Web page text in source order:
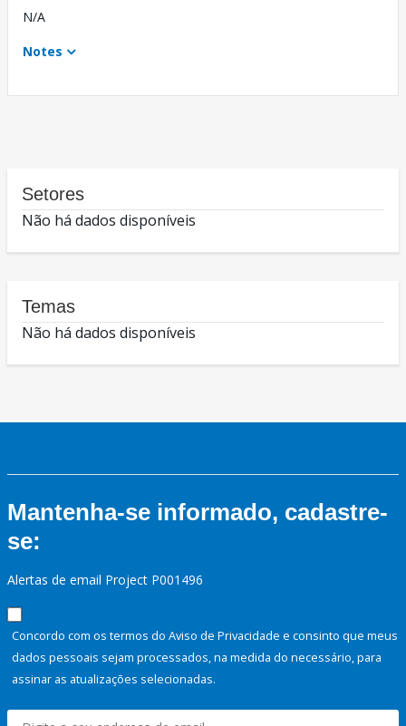
N/A
Notes
Setores
Não há dados disponíveis
Temas
Não há dados disponíveis
Mantenha-se informado, cadastre-
se:
Alertas de email Project P001496
Concordo com os termos do Aviso de Privacidade e consinto que meus
dados pessoais sejam processados, na medida do necessário, para
assinar as atualizações selecionadas.